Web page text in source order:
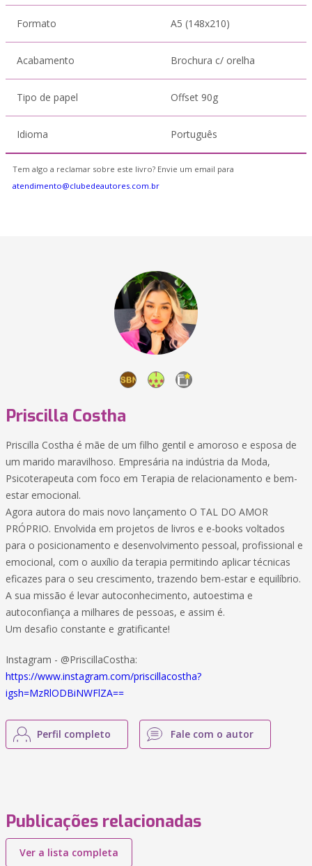
Formato A5 (148x210)
Acabamento Brochura c/ orelha
Tipo de papel Offset 90g
Idioma Português
Tem algo a reclamar sobre este livro? Envie um email para
atendimento@clubedeautores.com.br
Priscilla Costha
Priscilla Costha é mãe de um filho gentil e amoroso e esposa de
um marido maravilhoso. Empresária na indústria da Moda,
Psicoterapeuta com foco em Terapia de relacionamento e bem-
estar emocional.
Agora autora do mais novo lançamento O TAL DO AMOR
PRÓPRIO. Envolvida em projetos de livros e e-books voltados
para o posicionamento e desenvolvimento pessoal, profissional e
emocional, com o auxílio da terapia permitindo aplicar técnicas
eficazes para o seu crescimento, trazendo bem-estar e equilíbrio.
A sua missão é levar autoconhecimento, autoestima e
autoconfiança a milhares de pessoas, e assim é.
Um desafio constante e gratificante!
Instagram - @PriscillaCostha:
https://www.instagram.com/priscillacostha?
igsh=MzRlODBiNWFlZA==
Perfil completo Fale com o autor
Publicações relacionadas
Ver a lista completa